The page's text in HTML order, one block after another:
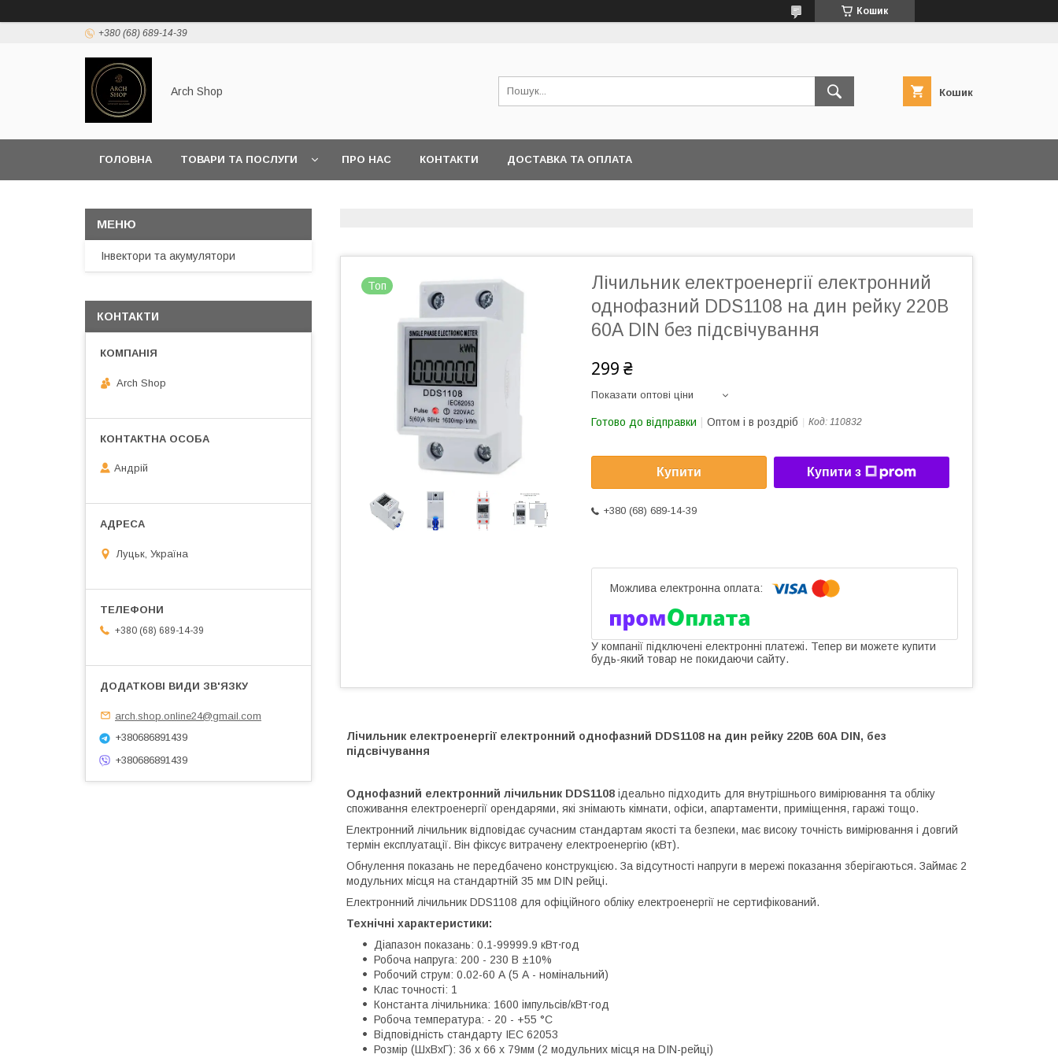
Кошик
+380 (68) 689-14-39
Arch Shop Кошик
ГОЛОВНА ТОВАРИ ТА ПОСЛУГИ ПРО НАС КОНТАКТИ ДОСТАВКА ТА ОПЛАТА
Топ
Лічильник електроенергії електронний
однофазний DDS1108 на дин рейку 220В
60А DIN без підсвічування
299 ₴
Показати оптові ціни
Готово до відправки Оптом і в роздріб Код: 110832
Купити Купити з
+380 (68) 689-14-39
У компанії підключені електронні платежі. Тепер ви можете купити
будь-який товар не покидаючи сайту.
Лічильник електроенергії електронний однофазний DDS1108 на дин рейку 220В 60А DIN, без
підсвічування
Однофазний електронний лічильник DDS1108 ідеально підходить для внутрішнього вимірювання та обліку
споживання електроенергії орендарями, які знімають кімнати, офіси, апартаменти, приміщення, гаражі тощо.
Електронний лічильник відповідає сучасним стандартам якості та безпеки, має високу точність вимірювання і довгий
термін експлуатації. Він фіксує витрачену електроенергію (кВт).
Обнулення показань не передбачено конструкцією. За відсутності напруги в мережі показання зберігаються. Займає 2
модульних місця на стандартній 35 мм DIN рейці.
Електронний лічильник DDS1108 для офіційного обліку електроенергії не сертифікований.
Технічні характеристики:
Діапазон показань: 0.1-99999.9 кВт⋅год
Робоча напруга: 200 - 230 В ±10%
Робочий струм: 0.02-60 А (5 А - номінальний)
Клас точності: 1
Константа лічильника: 1600 імпульсів/кВт⋅год
Робоча температура: - 20 - +55 °C
Відповідність стандарту IEC 62053
Розмір (ШхВхГ): 36 х 66 х 79мм (2 модульних місця на DIN-рейці)
Інвектори та акумулятори
КОНТАКТИ
Arch Shop
Андрій
Луцьк, Україна
+380 (68) 689-14-39
arch.shop.online24@gmail.com
+380686891439
+380686891439